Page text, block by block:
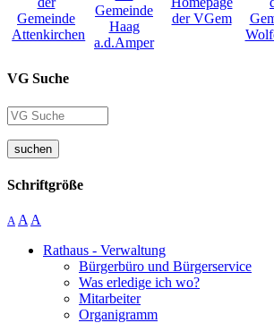
VG Suche
suchen
Schriftgröße
A A A
Rathaus - Verwaltung
Bürgerbüro und Bürgerservice
Was erledige ich wo?
Mitarbeiter
Organigramm